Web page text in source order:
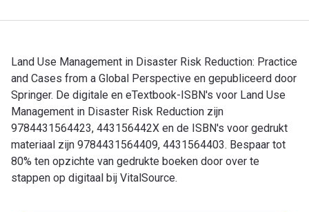
Land Use Management in Disaster Risk Reduction: Practice
and Cases from a Global Perspective en gepubliceerd door
Springer. De digitale en eTextbook-ISBN's voor Land Use
Management in Disaster Risk Reduction zijn
9784431564423, 443156442X en de ISBN's voor gedrukt
materiaal zijn 9784431564409, 4431564403. Bespaar tot
80% ten opzichte van gedrukte boeken door over te
stappen op digitaal bij VitalSource.